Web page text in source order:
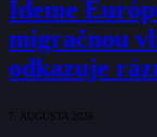
Ideme
migračnou
odkazuje
7. AUGUSTA 2026